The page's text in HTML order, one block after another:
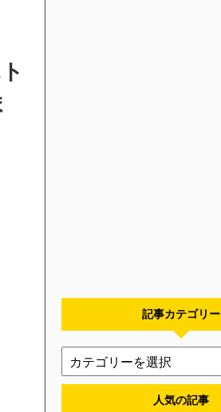
記事カテゴリー
人気の記事